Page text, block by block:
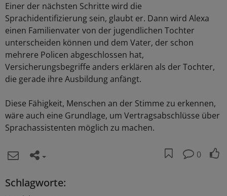
Einer der nächsten Schritte wird die
Sprachidentifizierung sein, glaubt er. Dann wird Alexa
einen Familienvater von der jugendlichen Tochter
unterscheiden können und dem Vater, der schon
mehrere Policen abgeschlossen hat,
Versicherungsbegriffe anders erklären als der Tochter,
die gerade ihre Ausbildung anfängt.
Diese Fähigkeit, Menschen an der Stimme zu erkennen,
wäre auch eine Grundlage, um Vertragsabschlüsse über
Sprachassistenten möglich zu machen.
0
Schlagworte: